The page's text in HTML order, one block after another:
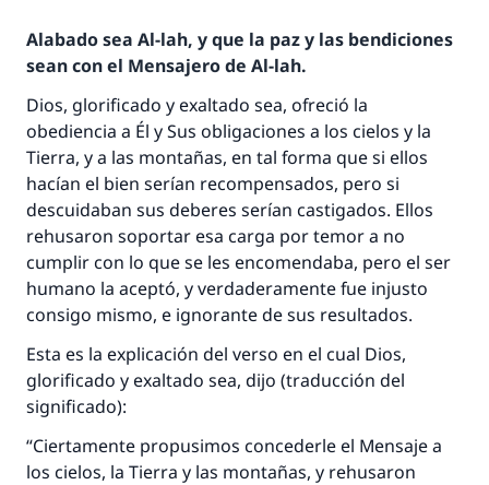
Alabado sea Al-lah, y que la paz y las bendiciones
sean con el Mensajero de Al-lah.
Dios, glorificado y exaltado sea, ofreció la
obediencia a Él y Sus obligaciones a los cielos y la
Tierra, y a las montañas, en tal forma que si ellos
hacían el bien serían recompensados, pero si
descuidaban sus deberes serían castigados. Ellos
rehusaron soportar esa carga por temor a no
cumplir con lo que se les encomendaba, pero el ser
humano la aceptó, y verdaderamente fue injusto
consigo mismo, e ignorante de sus resultados.
Esta es la explicación del verso en el cual Dios,
glorificado y exaltado sea, dijo (traducción del
significado):
“Ciertamente propusimos concederle el Mensaje a
los cielos, la Tierra y las montañas, y rehusaron